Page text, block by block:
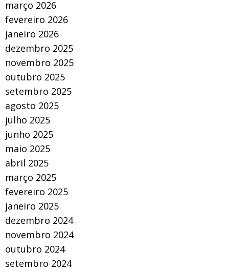
março 2026
fevereiro 2026
janeiro 2026
dezembro 2025
novembro 2025
outubro 2025
setembro 2025
agosto 2025
julho 2025
junho 2025
maio 2025
abril 2025
março 2025
fevereiro 2025
janeiro 2025
dezembro 2024
novembro 2024
outubro 2024
setembro 2024